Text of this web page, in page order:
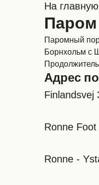
На главную
Паромный
Борнхольм с
Адрес
Finlandsvej
Ronne
Ronne -